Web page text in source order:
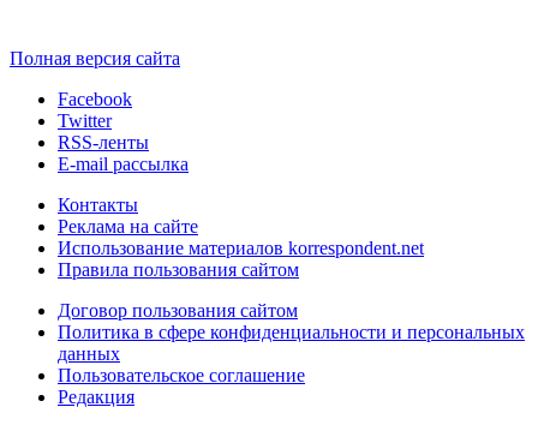
Полная версия сайта
Facebook
Twitter
RSS-ленты
E-mail рассылка
Контакты
Реклама на сайте
Использование материалов korrespondent.net
Правила пользования сайтом
Договор пользования сайтом
Политика в сфере конфиденциальности и персональных
данных
Пользовательское соглашение
Редакция